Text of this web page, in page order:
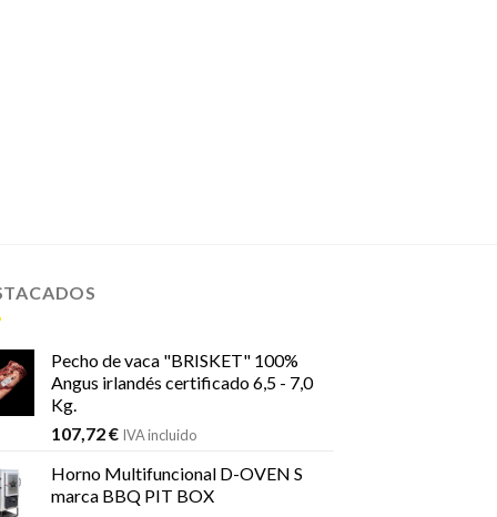
Pecho de vaca "BRISKET" 100%
Angus irlandés certificado 6,5 - 7,0
Kg.
107,72€ IVA incluido
Horno Multifuncional D-OVEN S
marca BBQ PIT BOX